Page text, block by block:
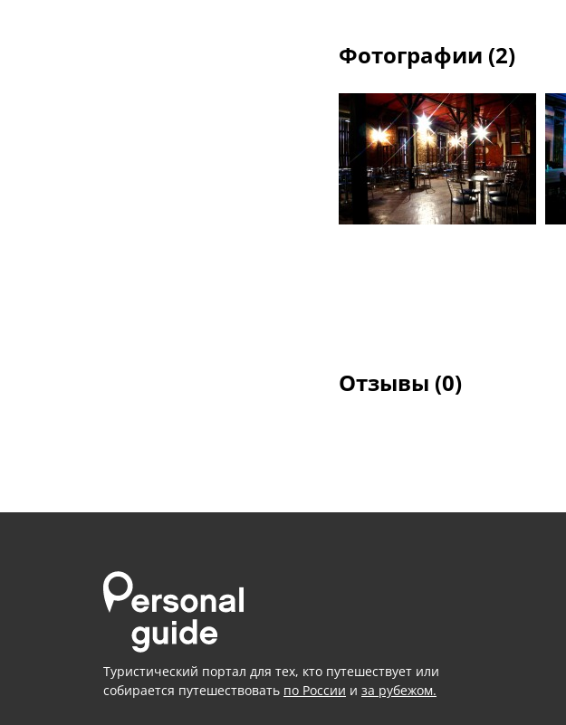
Фотографии (2)
Отзывы (0)
Туристический портал для тех, кто путешествует или
собирается путешествовать по России и за рубежом.